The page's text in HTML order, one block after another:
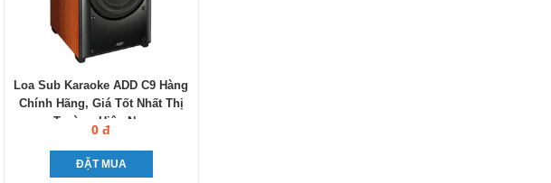
Loa Sub Karaoke ADD C9 Hàng
Chính Hãng, Giá Tốt Nhất Thị
Trường Hiện Nay
0 đ
ĐẶT MUA